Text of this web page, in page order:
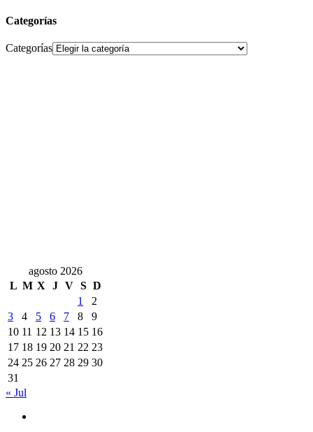
Categorías
Categorías
agosto 2026
L M X J V S D
1
2
3
4 5 6 7 8
9
10 11 12 13 14 15 16
17 18 19 20 21 22 23
24 25 26 27 28 29 30
31
« Jul